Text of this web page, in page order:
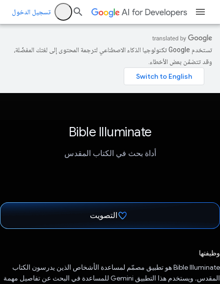
تسجيل الدخول
تستخدم Google تكنولوجيا الذكاء الاصطناعي لترجمة المحتوى إلى لغتك المفضّلة،
وقد تتضمّن بعض الأخطاء.
Bible Illuminate
أداة بحث في الكتاب المقدس
التصويت
وظيفتها
Bible Illuminate هو تطبيق مصمّم لمساعدة الأشخاص الذين يدرسون الكتاب
المقدس. ويستخدم هذا التطبيق Gemini للمساعدة في البحث عن تفاصيل مهمة